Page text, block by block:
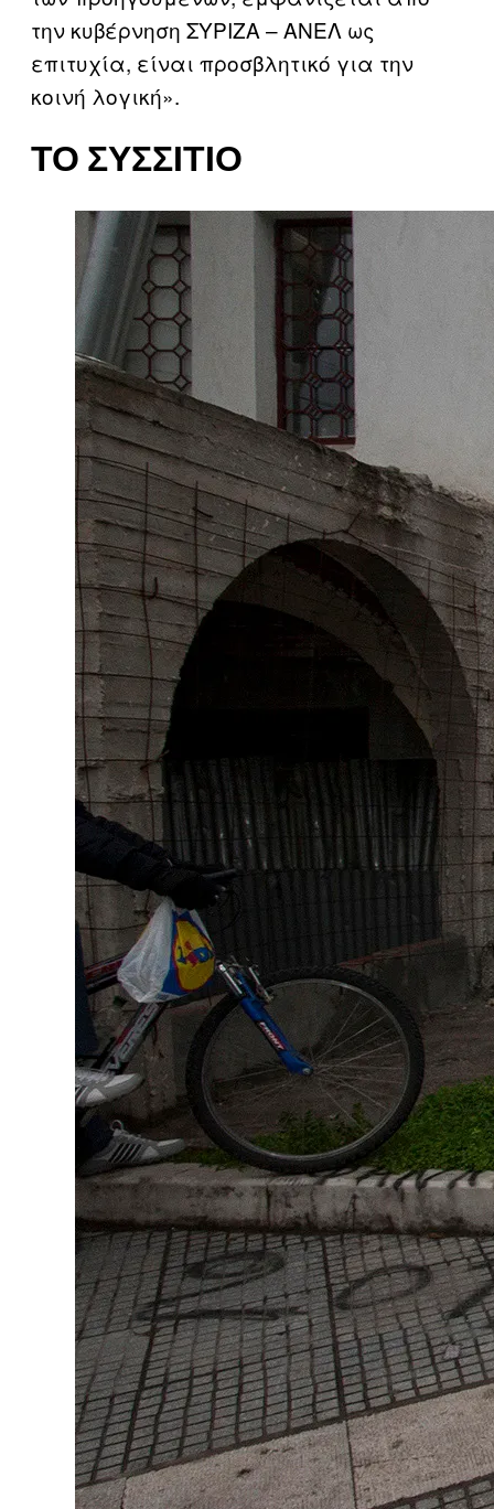
την κυβέρνηση ΣΥΡΙΖΑ – ΑΝΕΛ ως
επιτυχία, είναι προσβλητικό για την
κοινή λογική».
ΤΟ ΣΥΣΣΊΤΙΟ